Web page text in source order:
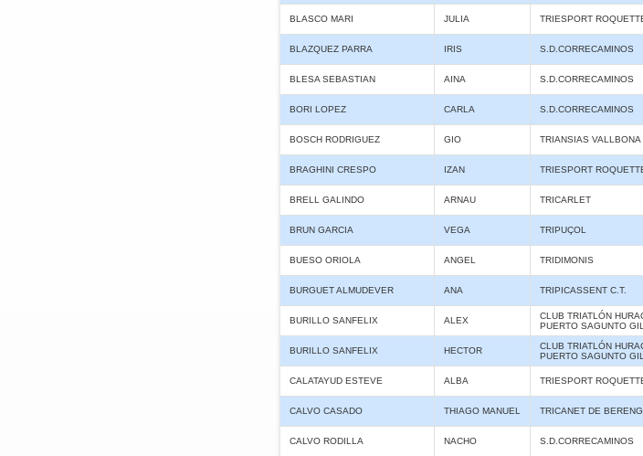
BLASCO MARI JULIA TRIESPORT
BLAZQUEZ PARRA IRIS S.D.CORRECAMINOS
BLESA SEBASTIAN AINA S.D.CORRECAMINOS
BORI LOPEZ CARLA S.D.CORRECAMINOS
BOSCH RODRIGUEZ GIO TRIANSIAS VALLBONA
BRAGHINI CRESPO IZAN TRIESPORT
BRELL GALINDO ARNAU TRICARLET
BRUN GARCIA VEGA TRIPUÇOL
BUESO ORIOLA ANGEL TRIDIMONIS
BURGUET ALMUDEVER ANA TRIPICASSENT C.T.
BURILLO SANFELIX ALEX
CLUB TRIATLÓN
PUERTO SAGUNTO
BURILLO SANFELIX HECTOR
CLUB TRIATLÓN
PUERTO SAGUNTO
CALATAYUD ESTEVE ALBA TRIESPORT
CALVO CASADO THIAGO MANUEL TRICANET DE
CALVO RODILLA NACHO S.D.CORRECAMINOS